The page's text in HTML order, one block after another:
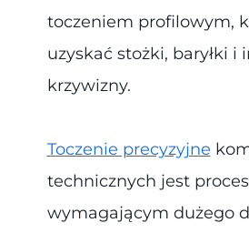
toczeniem profilowym,
uzyskać stożki, baryłki i
krzywizny.
Toczenie precyzyjne
technicznych jest
wymagającym dużego